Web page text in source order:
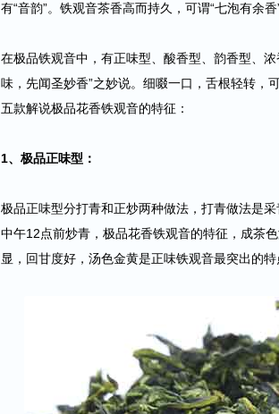
有“音韵”。铁观音茶香高而持久，可谓“七泡有余香”
在极品铁观音中，有正味型、酸香型 、韵香型 、浓
味，先闻圣妙香”之妙说。细啜一口，舌根轻转，
五款解说极品花香铁观音的特征：
1、极品正味型：
极品正味型分打青和正炒两种做法，打青做法是
中午12点前炒青，极品花香铁观音的特征，成茶
显，回甘度好，汤色金黄是正味铁观音最突出的